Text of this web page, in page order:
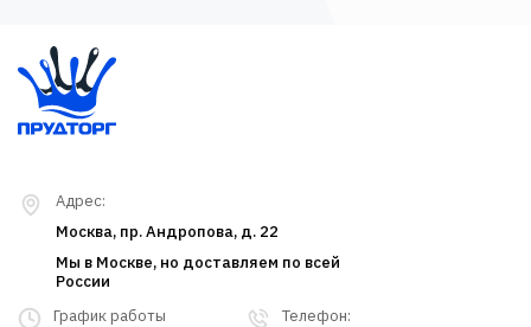
Телефон:
График работы
Адрес:
Москва, пр. Андропова, д. 22
Мы в Москве, но доставляем по всей
России